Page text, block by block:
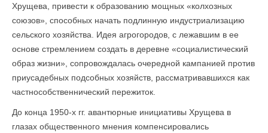
Хрущева, привести к образованию мощных «колхозных
союзов», способных начать подлинную индустриализацию
сельского хозяйства. Идея агрогородов, с лежавшим в ее
основе стремлением создать в деревне «социалистический
образ жизни», сопровождалась очередной кампанией против
приусадебных подсобных хозяйств, рассматривавшихся как
частнособственнический пережиток.
До конца 1950-х гг. авантюрные инициативы Хрущева в
глазах общественного мнения компенсировались